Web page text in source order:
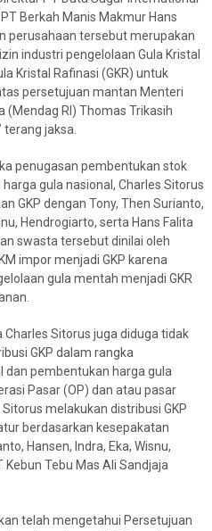
Berkah Manis Makmur Hans
perusahaan tersebut merupakan
industri pengelolaan Gula Kristal
Kristal Rafinasi (GKR) untuk
persetujuan mantan Menteri
(Mendag RI) Thomas Trikasih
terang jaksa.
penugasan pembentukan stok
gula nasional, Charles Sitorus
GKP dengan Tony, Then Surianto,
Hendrogiarto, serta Hans Falita
swasta tersebut dinilai oleh
impor menjadi GKP karena
gula mentah menjadi GKR
Sitorus juga diduga tidak
GKP dalam rangka
dan pembentukan harga gula
Pasar (OP) dan atau pasar
melakukan distribusi GKP
berdasarkan kesepakatan
Hansen, Indra, Eka, Wisnu,
Kebun Tebu Mas Ali Sandjaja
telah mengetahui Persetujuan